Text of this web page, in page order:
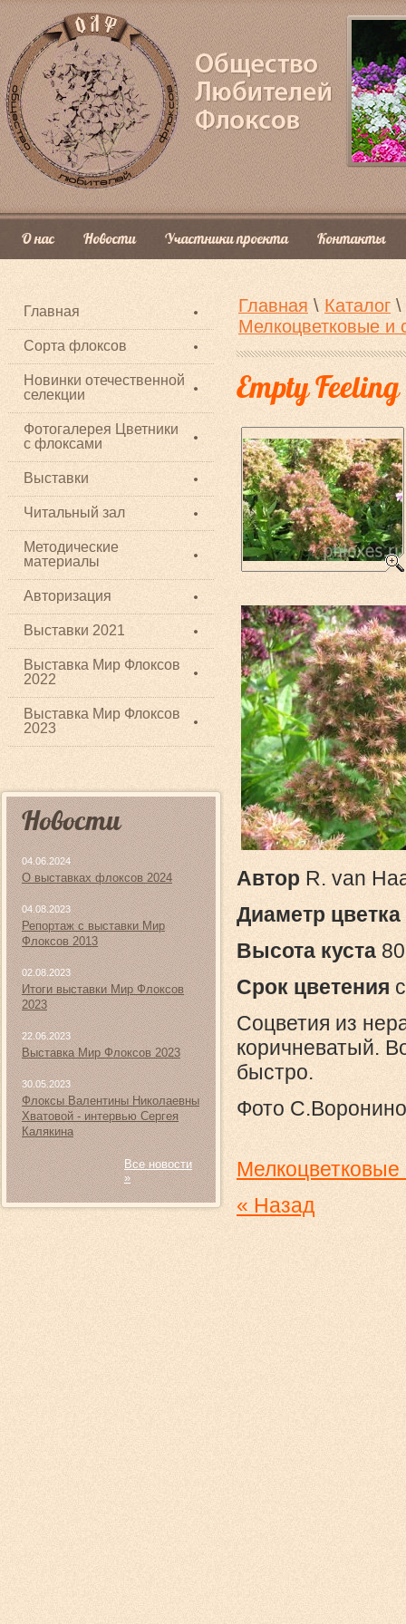
О нас Новости Участники проекта Контакты
Главная \Каталог\
Мелкоцветковые и
Empty Feeling
Автор R. van
Диаметр цветка
Высота куста
Срок цветения
Соцветия из
коричневатый.
быстро.
Фото
« Назад
Главная
Сорта флоксов
Новинки отечественной
селекции
Фотогалерея Цветники
с флоксами
Выставки
Читальный зал
Методические
материалы
Авторизация
Выставки 2021
Выставка Мир Флоксов
2022
Выставка Мир Флоксов
2023
Новости
04.06.2024
О выставках флоксов 2024
04.08.2023
Репортаж с выставки Мир
Флоксов 2013
02.08.2023
Итоги выставки Мир Флоксов
2023
22.06.2023
Выставка Мир Флоксов 2023
30.05.2023
Флоксы Валентины Николаевны
Хватовой - интервью Сергея
Калякина
Все новости
»